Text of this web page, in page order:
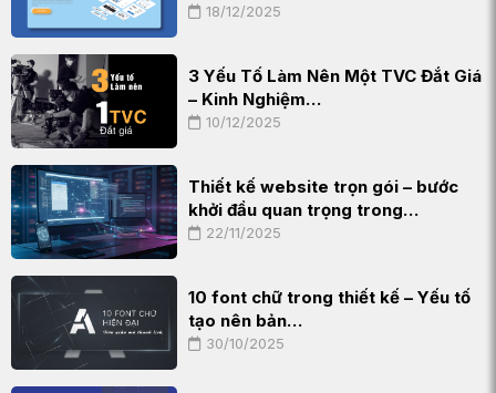
18/12/2025
3 Yếu Tố Làm Nên Một TVC Đắt Giá
– Kinh Nghiệm…
10/12/2025
Thiết kế website trọn gói – bước
khởi đầu quan trọng trong…
22/11/2025
10 font chữ trong thiết kế – Yếu tố
tạo nên bản…
30/10/2025